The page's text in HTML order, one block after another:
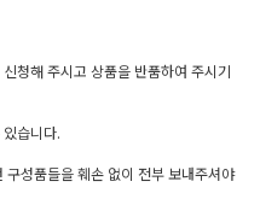
청해 주시고 상품을 반품하여 주시기
습니다.
구성품들을 훼손 없이 전부 보내주셔야